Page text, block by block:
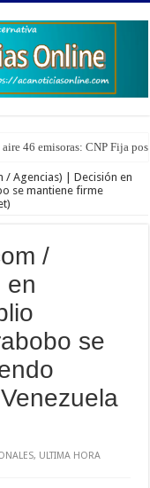
46 emisoras: CNP Fija
| Los Informa2
/ Agencias) | Decisión en
se mantiene firme
/
en
se
, ULTIMA HORA